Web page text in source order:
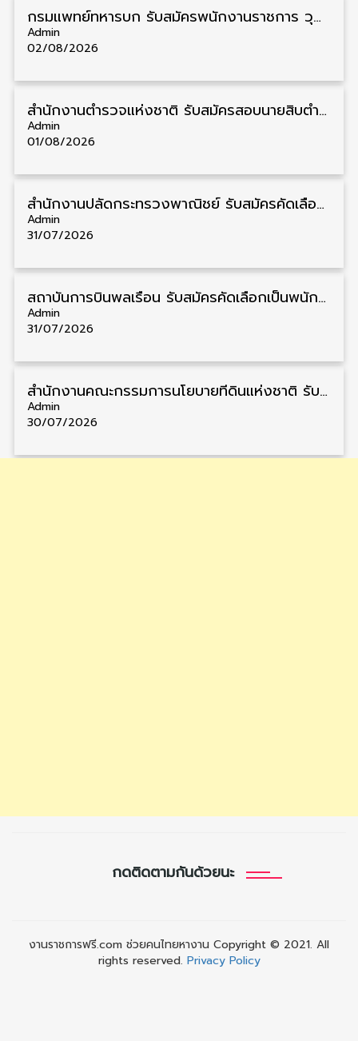
กรมแพทย์ทหารบก รับสมัครพนักงานราชการ วุฒิ ม.3/ม.6/ปวช./ปวท./ปวส. 6 อัตรา รับสมัคร 3 – 7 สิงหาคม
Admin
02/08/2026
สำนักงานตำรวจแห่งชาติ รับสมัครสอบนายสิบตำรวจ วุฒิ ม.6/ปวช. 6,000 อัตรา รับสมัคร 8 – 19 สิงหาคม
Admin
01/08/2026
สำนักงานปลัดกระทรวงพาณิชย์ รับสมัครคัดเลือกพนักงานราชการ วุฒิ ปวส./ป.ตรี 11 อัตรา รับสมัคร 10 – 21 สิงหาคม
Admin
31/07/2026
สถาบันการบินพลเรือน รับสมัครคัดเลือกเป็นพนักงาน วุฒิ ป.ตรี/ป.โท/ป.เอก 11 อัตรา รับสมัคร 27 กรกฎาคม – 10 สิงหาคม
Admin
31/07/2026
สำนักงานคณะกรรมการนโยบายที่ดินแห่งชาติ รับสมัครคัดเลือกพนักงานราชการ วุฒิ ป.ตรี 6 อัตรา รับสมัคร 13 กรกฎาคม – 6 สิงหาคม
Admin
30/07/2026
กดติดตามกันด้วยนะ
งานราชการฟรี.com ช่วยคนไทยหางาน Copyright © 2021. All
rights reserved. Privacy Policy